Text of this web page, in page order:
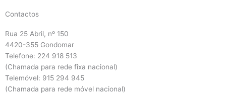
Contactos
Rua 25 Abril, nº 150
4420-355 Gondomar
Telefone: 224 918 513
(Chamada para rede fixa nacional)
Telemóvel: 915 294 945
(Chamada para rede móvel nacional)